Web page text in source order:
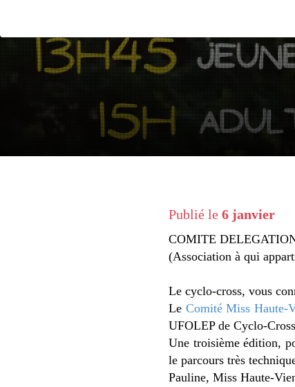
Publié le 6 janvier
COMITE
(Association à qui
Le cyclo-cross, vous
Le Comité Miss Haute-
UFOLEP de Cyclo-
Une troisième édition,
le parcours très
Pauline, Miss Haute-